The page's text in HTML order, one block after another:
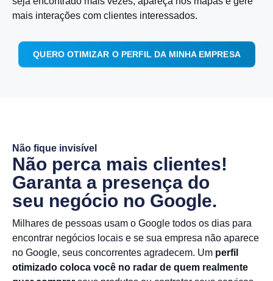
mais interações com clientes interessados.
QUERO OTIMIZAR O PERFIL DA MINHA EMPRESA
Não fique invisível
Não perca mais clientes!
Garanta a presença do
seu negócio no Google.
Milhares de pessoas usam o Google todos os dias para
encontrar negócios locais e se sua empresa não aparece
no Google, seus concorrentes agradecem. Um perfil
otimizado coloca você no radar de quem realmente